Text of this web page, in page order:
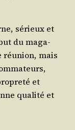
sérieux et
du maga­
réunion, mais
et
qua­li­té et